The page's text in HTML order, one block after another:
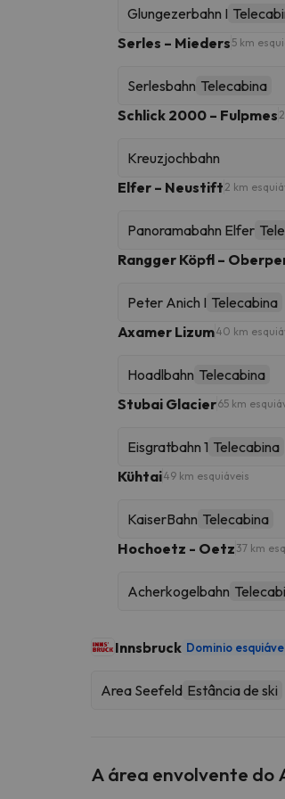
Glungezerbahn I
Serles – Mieders 5 km
Serlesbahn Telecabina
Schlick 2000 – Fulpmes
Kreuzjochbahn
Elfer – Neustift 2 km
Panoramabahn Elfer
Rangger Köpfl –
Peter Anich I Telecabina
Axamer Lizum40 km
Hoadlbahn Telecabina
Stubai Glacier65 km
Eisgratbahn 1 Telecabina
Kühtai49 km esquiáveis
KaiserBahn Telecabina
Hochoetz - Oetz 37 km
Acherkogelbahn
Innsbruck Dominio
Area Seefeld Estância de ski
A área envolvente do